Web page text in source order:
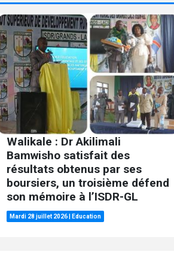
Walikale : Dr Akilimali
Bamwisho satisfait des
résultats obtenus par ses
boursiers, un troisième défend
son mémoire à l’ISDR-GL
Mardi 28 juillet 2026 Education